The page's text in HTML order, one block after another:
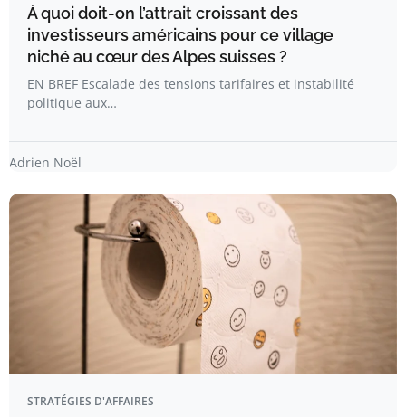
À quoi doit-on l’attrait croissant des
investisseurs américains pour ce village
niché au cœur des Alpes suisses ?
EN BREF Escalade des tensions tarifaires et instabilité
politique aux…
Adrien Noël
STRATÉGIES D'AFFAIRES